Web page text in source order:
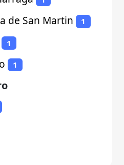
de San Martin 1
1
1